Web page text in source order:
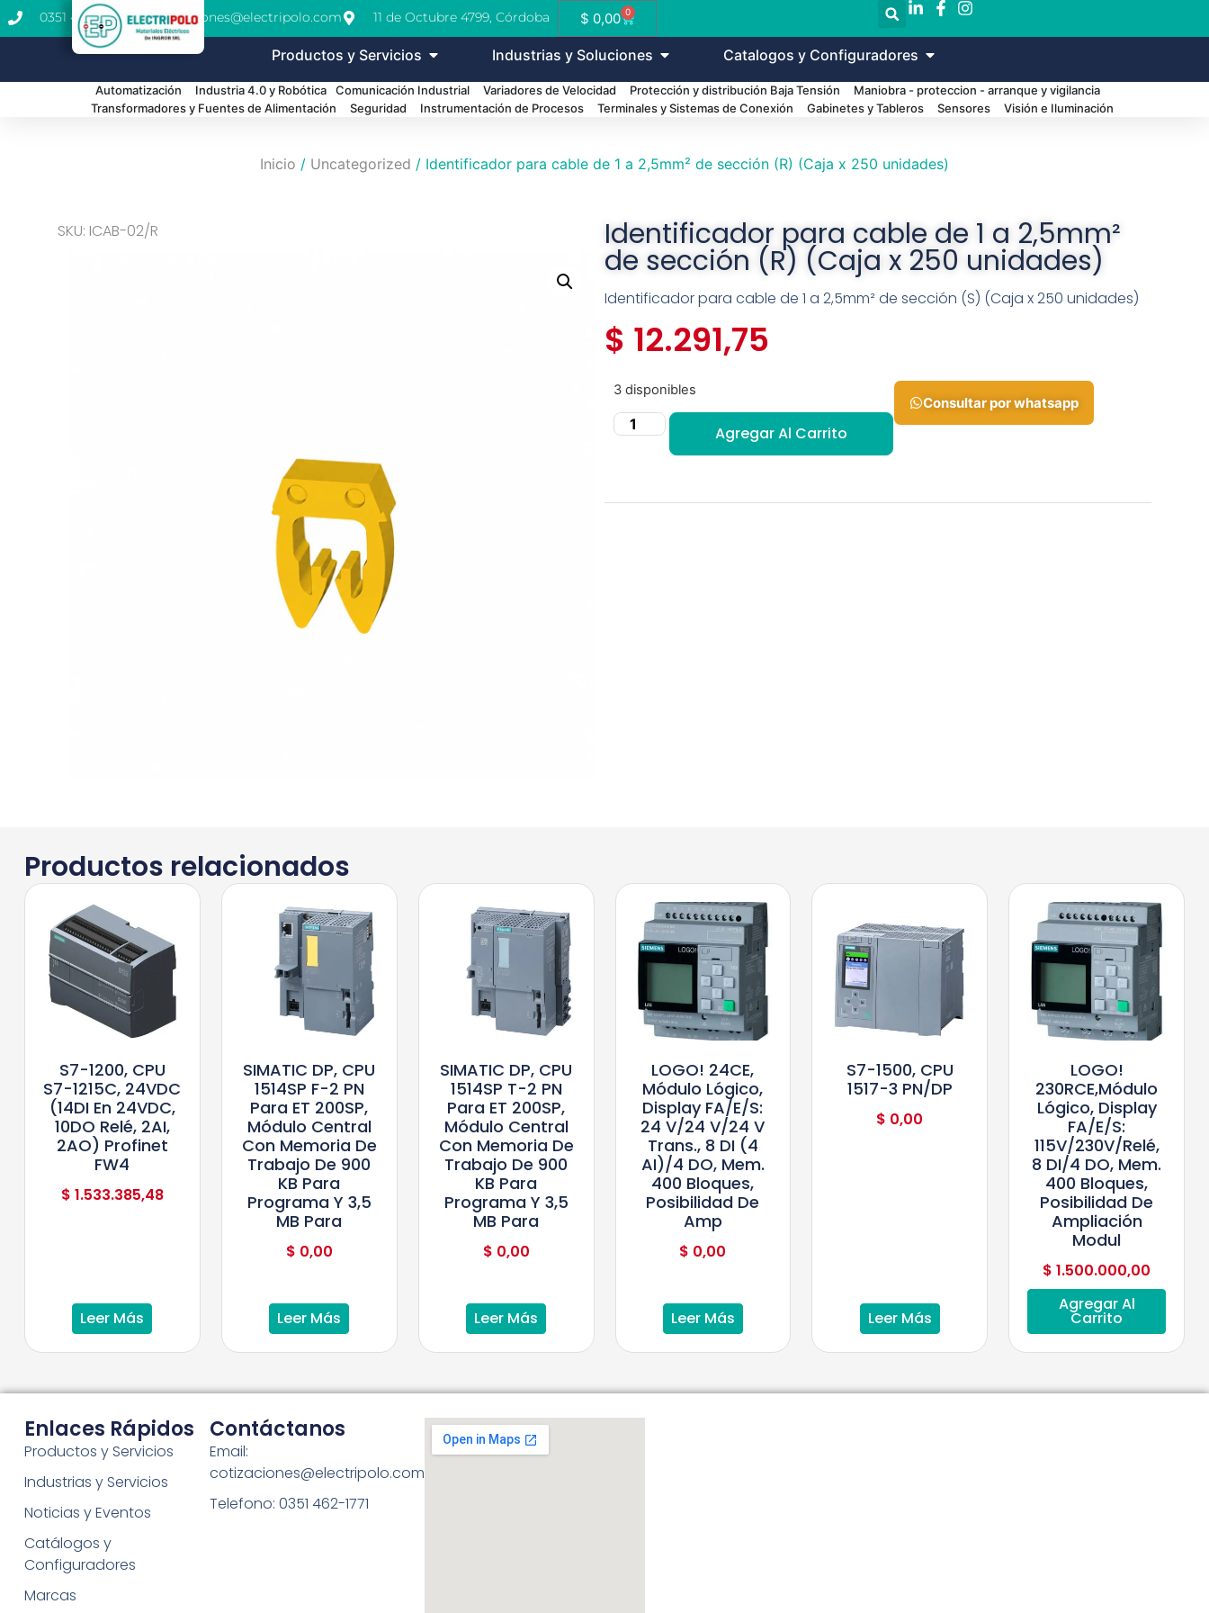
0351 462-1771 cotizaciones@electripolo.com 11 de Octubre 4799, Córdoba $ 0,00 0
Productos y Servicios Industrias y Soluciones Catalogos y Configuradores
Automatización Industria 4.0 y Robótica Comunicación Industrial Variadores de Velocidad Protección y distribución Baja Tensión
Maniobra - proteccion - arranque y vigilancia
Transformadores y Fuentes de Alimentación
Seguridad Instrumentación de Procesos Terminales y Sistemas de Conexión Gabinetes y Tableros Sensores Visión e Iluminación
Inicio / Uncategorized / Identificador para cable de 1 a 2,5mm² de sección (R) (Caja x 250 unidades)
SKU: ICAB-02/R Identificador para cable de 1 a 2,5mm²
de sección (R) (Caja x 250 unidades)
Identificador para cable de 1 a 2,5mm² de sección (S) (Caja x 250 unidades)
$ 12.291,75
3 disponibles
Agregar Al Carrito
Consultar por whatsapp
Productos relacionados
S7-1200, CPU
S7-1215C, 24VDC
(14DI En 24VDC,
10DO Relé, 2AI,
2AO) Profinet
FW4
$ 1.533.385,48
Leer Más
SIMATIC DP, CPU
1514SP F-2 PN
Para ET 200SP,
Módulo Central
Con Memoria De
Trabajo De 900
KB Para
Programa Y 3,5
MB Para
$ 0,00
Leer Más
SIMATIC DP, CPU
1514SP T-2 PN
Para ET 200SP,
Módulo Central
Con Memoria De
Trabajo De 900
KB Para
Programa Y 3,5
MB Para
$ 0,00
Leer Más
LOGO! 24CE,
Módulo Lógico,
Display FA/E/S:
24 V/24 V/24 V
Trans., 8 DI (4
AI)/4 DO, Mem.
400 Bloques,
Posibilidad De
Amp
$ 0,00
Leer Más
S7-1500, CPU
1517-3 PN/DP
$ 0,00
Leer Más
LOGO!
230RCE,módulo
Lógico, Display
FA/E/S:
115V/230V/relé,
8 DI/4 DO, Mem.
400 Bloques,
Posibilidad De
Ampliación
Modul
$ 1.500.000,00
Agregar Al
Carrito
Enlaces Rápidos
Productos y Servicios
Industrias y Servicios
Noticias y Eventos
Catálogos y
Configuradores
Marcas
Contáctanos
Email:
cotizaciones@electripolo.com
Telefono: 0351 462-1771